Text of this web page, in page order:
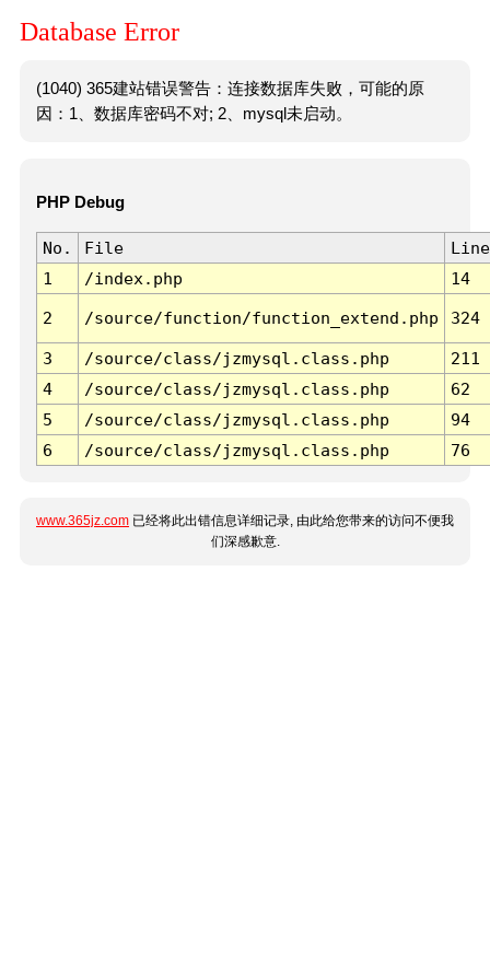
Database Error
(1040) 365建站错误警告：连接数据库失败，可能的原
因：1、数据库密码不对; 2、mysql未启动。
PHP Debug
No. File
Line
1
/index.php 14
2 /source/function/function_extend.php 324
3 /source/class/jzmysql.class.php
211
4
/source/class/jzmysql.class.php
62
5
/source/class/jzmysql.class.php
94
6
/source/class/jzmysql.class.php 76
www.365jz.com 已经将此出错信息详细记录, 由此给您带来的访问不便我
们深感歉意.